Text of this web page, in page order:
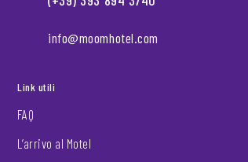
info@moomhotel.com
Link utili
FAQ
L’arrivo al Motel